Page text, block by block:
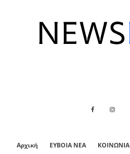
Αρχική ΕΥΒΟΙΑ ΝΕΑ ΚΟΙΝΩΝΙΑ